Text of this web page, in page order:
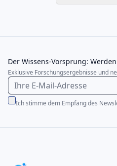
Der Wissens-Vorsprung:
Exklusive Forschungsergebnisse und
Ich stimme dem Empfang des